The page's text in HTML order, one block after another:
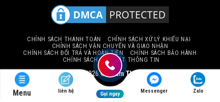
CHÍNH SÁCH THANH TOÁN
CHÍNH SÁCH XỬ LÝ KHIẾU NẠI
CHÍNH SÁCH VẬN CHUYỂN VÀ GIAO NHẬN
CHÍNH SÁCH ĐỔI TRẢ VÀ HOÀN TIỀN
CHÍNH SÁCH BẢO HÀNH
CHÍNH SÁCH BẢO MẬT THÔNG TIN
Copyright 2026 © Thảm Thiên Thành
Menu liên hệ Gọi ngay Messenger Zalo